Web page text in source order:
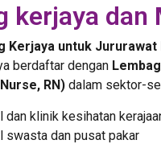
kerjaya
Kerjaya untuk
berdaftar dengan
RN) dalam sektor-
dan klinik kesihatan
swasta dan pusat pakar